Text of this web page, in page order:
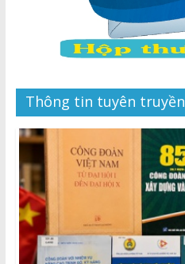
Thông tin tuyên truyền